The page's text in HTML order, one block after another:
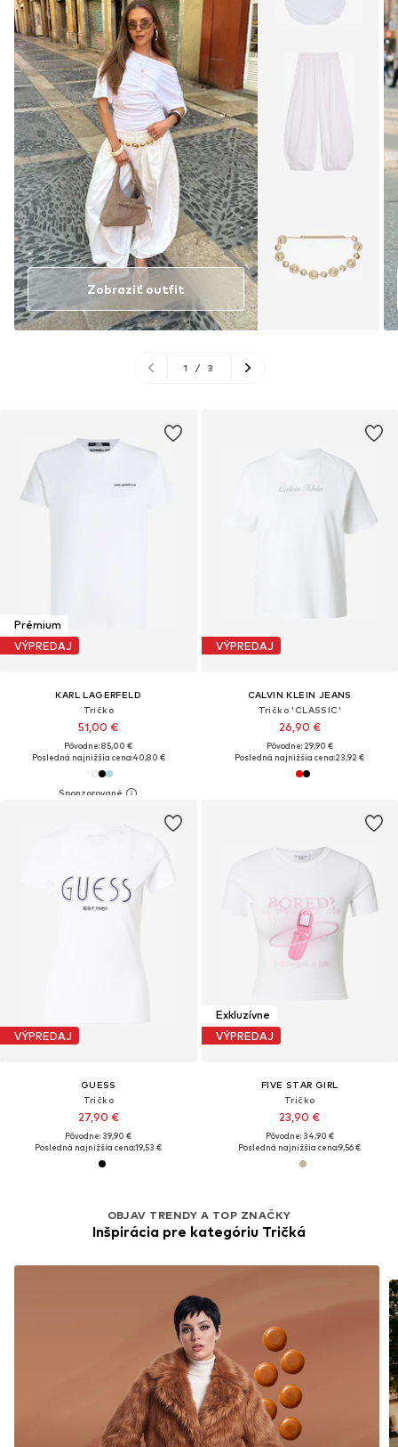
Zobraziť outfit
1 / 3
Prémium
VÝPREDAJ
KARL LAGERFELD
Tričko
51,00 €
Pôvodne: 85,00 €
Posledná najnižšia cena:40,80 €
VÝPREDAJ
CALVIN KLEIN JEANS
Tričko 'CLASSIC'
26,90 €
Pôvodne: 29,90 €
Posledná najnižšia cena:23,92 €
VÝPREDAJ
GUESS
Tričko
27,90 €
Pôvodne: 39,90 €
Posledná najnižšia cena:19,53 €
Exkluzívne
VÝPREDAJ
FIVE STAR GIRL
Tričko
23,90 €
Pôvodne: 34,90 €
Posledná najnižšia cena:9,56 €
OBJAV TRENDY A TOP ZNAČKY
Inšpirácia pre kategóriu Tričká